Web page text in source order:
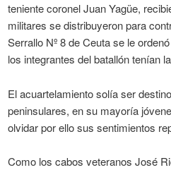
teniente coronel Juan Yagüe,
militares se distribuyeron para
Serrallo Nº 8 de Ceuta se le
los integrantes del batallón tenían
El acuartelamiento solía ser
peninsulares, en su mayoría
olvidar por ello sus sentimientos
Como los cabos veteranos José